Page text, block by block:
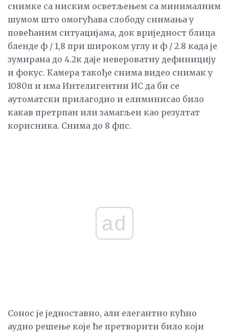
снимке са ниским осветљењем са минималним
шумом што омогућава слободу снимања у
повећаним ситуацијама, док вриједност блица
бленде ф / 1,8 при широком углу и ф / 2.8 када је
зумирана до 4.2к даје невероватну дефиницију
и фокус. Камера такође снима видео снимак у
1080п и има Интелигентни ИС да би се
аутоматски прилагодио и елиминисао било
какав претрпан или замагљен као резултат
корисника. Снима до 8 фпс.
ad
Сонос је једноставно, али елегантно кућно
аудио решење које ће претворити било који